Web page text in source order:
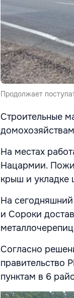
Продолжает
Строительные
На местах
Нацармии.
крыш и укладке
На
и Сороки
Согласно
правительство
пунктам в 6